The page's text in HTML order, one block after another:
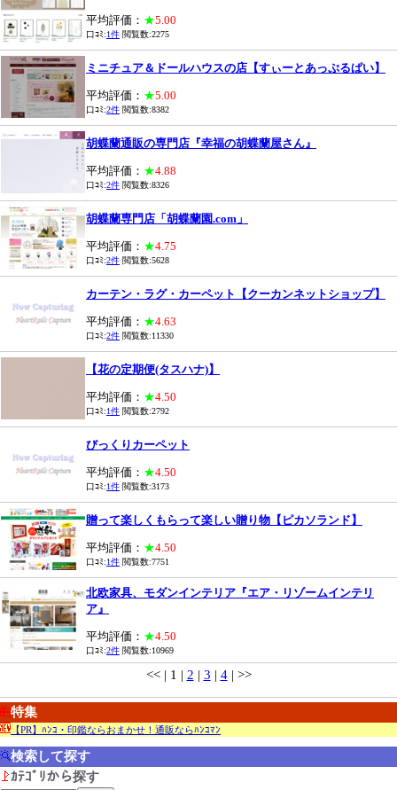
平均評価： ★5.00
口ｺﾐ:1件 閲覧数:2275
ミニチュア＆ドールハウスの店【すぃーとあっぷるぱい】
平均評価： ★5.00
口ｺﾐ:2件 閲覧数:8382
胡蝶蘭通販の専門店『幸福の胡蝶蘭屋さん』
平均評価： ★4.88
口ｺﾐ:2件 閲覧数:8326
胡蝶蘭専門店「胡蝶蘭園.com」
平均評価： ★4.75
口ｺﾐ:2件 閲覧数:5628
カーテン・ラグ・カーペット【クーカンネットショップ】
平均評価： ★4.63
口ｺﾐ:2件 閲覧数:11330
【花の定期便(タスハナ)】
平均評価： ★4.50
口ｺﾐ:1件 閲覧数:2792
びっくりカーペット
平均評価： ★4.50
口ｺﾐ:1件 閲覧数:3173
贈って楽しくもらって楽しい贈り物【ピカソランド】
平均評価： ★4.50
口ｺﾐ:1件 閲覧数:7751
北欧家具、モダンインテリア『エア・リゾームインテリ
ア』
平均評価： ★4.50
口ｺﾐ:2件 閲覧数:10969
<< | 1 | 2 | 3 | 4| >>
特集
【PR】ﾊﾝｺ・印鑑ならおまかせ！通販ならﾊﾝｺﾏﾝ
検索して探す
ｶﾃｺﾞﾘから探す